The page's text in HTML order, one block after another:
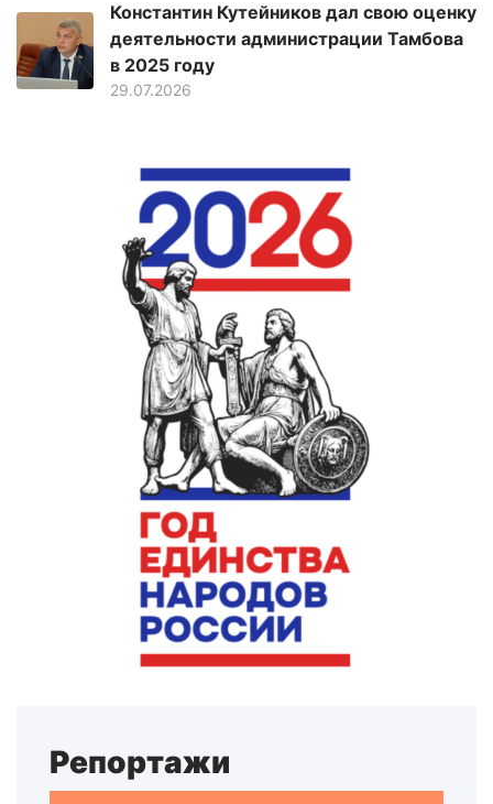
Константин Кутейников дал свою оценку
деятельности администрации Тамбова
в 2025 году
29.07.2026
Репортажи